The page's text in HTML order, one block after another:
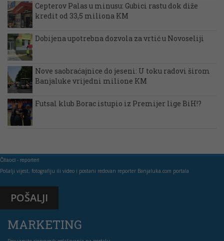
Cepterov Palas u minusu: Gubici rastu dok diže
kredit od 33,5 miliona KM
Dobijena upotrebna dozvola za vrtić u Novoseliji
Nove saobraćajnice do jeseni: U toku radovi širom
Banjaluke vrijedni milione KM
Futsal klub Borac istupio iz Premijer lige BiH!?
Čitaoci - reporteri
Pošalji vijest, fotografiju ili video i postani redovan reporter Banjaluka.com portala
POŠALJI
MARKETING